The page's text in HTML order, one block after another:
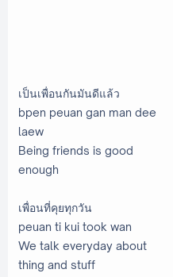
เป็นเพื่อนกันมันดีแล้ว
bpen peuan gan man dee
laew
Being friends is good
enough
เพื่อนที่คุยทุกวัน
peuan ti kui took wan
We talk everyday about
thing and stuff